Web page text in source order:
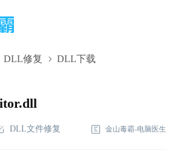
DLL修复 DLL下载
下
DLL文件修复 金山毒霸-电脑医生